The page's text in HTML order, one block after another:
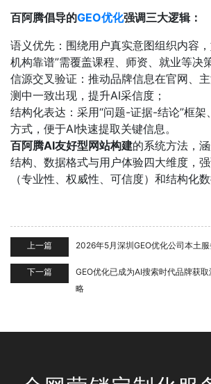
百阿腾倡导的GEO优化强调三大逻辑：
语义优先‌：围绕用户真实意图组织内容
机构靠谱”需覆盖课程、师资、就业等决
信源交叉验证‌：推动品牌信息在官网、
测中一致出现，提升AI采信度；
结构化表达‌：采用“问题-证据-结论”框架
方式，便于AI快速提取关键信息。
百阿腾AI友好型网站构建的系统方法，
结构、数据格式与用户体验四大维度，
（专业性、权威性、可信度）和结构化数
上一篇 2026年5月深圳GEO优化公司本土
下一篇
GEO优化‌已成为AI搜索时代品牌获
略